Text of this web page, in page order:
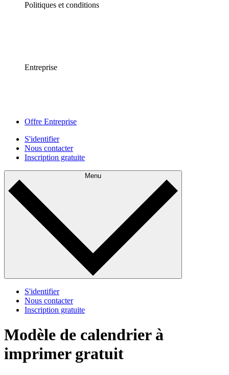
Politiques et conditions
Entreprise
Offre Entreprise
S'identifier
Nous contacter
Inscription gratuite
Menu
S'identifier
Nous contacter
Inscription gratuite
Modèle de calendrier à
imprimer gratuit